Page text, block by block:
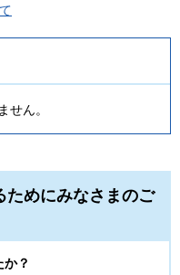
せん。
ためにみなさまのご
？